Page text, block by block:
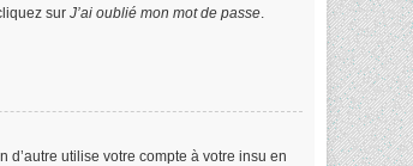
sur J’ai oublié mon mot de passe.
utilise votre compte à votre insu en